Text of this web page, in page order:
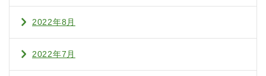
2022年8月
2022年7月